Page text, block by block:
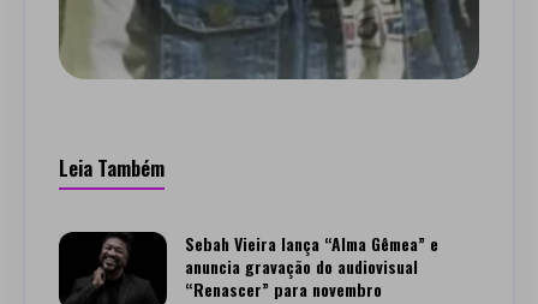
Leia Também
Sebah Vieira lança “Alma Gêmea” e
anuncia gravação do audiovisual
“Renascer” para novembro